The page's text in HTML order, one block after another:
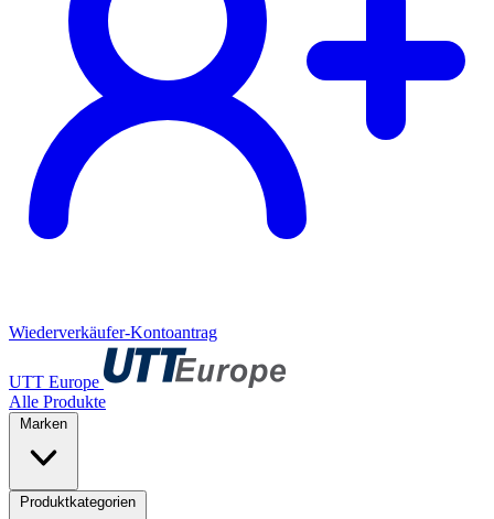
Wiederverkäufer-Kontoantrag
UTT Europe
Alle Produkte
Marken
Produktkategorien